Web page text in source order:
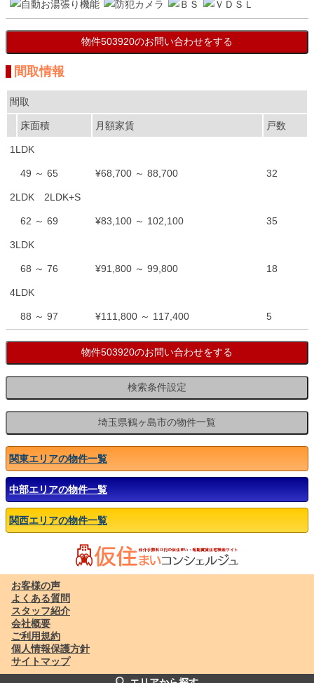
間取情報
間取
床面積 月額家賃 戸数
1LDK
49 ～ 65 ¥68,700 ～ 88,700 32
2LDK 2LDK+S
62 ～ 69 ¥83,100 ～ 102,100 35
3LDK
68 ～ 76 ¥91,800 ～ 99,800 18
4LDK
88 ～ 97 ¥111,800 ～ 117,400 5
関東エリアの物件一覧
中部エリアの物件一覧
関西エリアの物件一覧
お客様の声
よくある質問
スタッフ紹介
会社概要
ご利用規約
個人情報保護方針
サイトマップ